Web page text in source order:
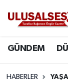
GÜNDEM
HABERLER
DÜNYA
Trafik